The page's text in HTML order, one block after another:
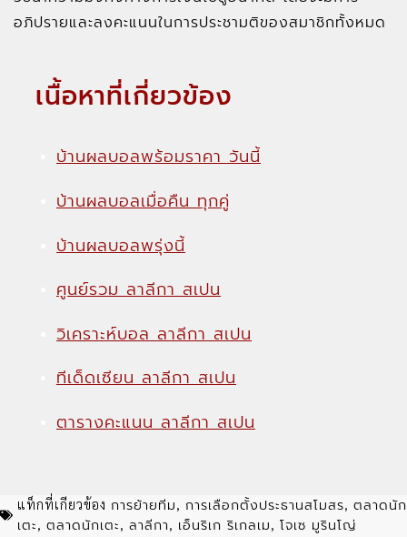
อภิปรายและลงคะแนนในการประชามติของสมาชิกทั้งหมด
เนื้อหาที่เกี่ยวข้อง
บ้านผลบอลพร้อมราคา วันนี้
บ้านผลบอลเมื่อคืน ทุกคู่
บ้านผลบอลพรุ่งนี้
ศูนย์รวม ลาลีกา สเปน
วิเคราะห์บอล ลาลีกา สเปน
ทีเด็ดเซียน ลาลีกา สเปน
ตารางคะแนน ลาลีกา สเปน
แท็กที่เกียวข้อง การย้ายทีม, การเลือกตั้งประธานสโมสร, ตลาดนัก
เตะ, ตลาดนักเตะ, ลาลีกา, เอ็นริเก ริเกลเม, โจเซ มูรินโญ่